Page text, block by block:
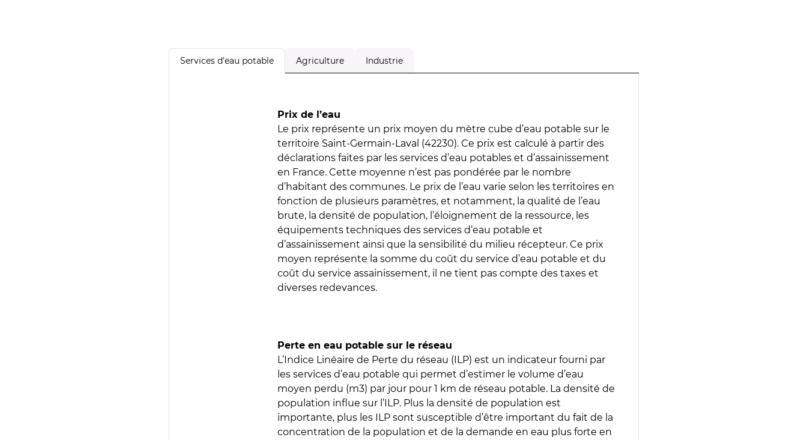
Services d'eau potable Agriculture Industrie
Prix de l’eau
Le prix représente un prix moyen du mètre cube d’eau potable sur le
territoire Saint-Germain-Laval (42230). Ce prix est calculé à partir des
déclarations faites par les services d’eau potables et d’assainissement
en France. Cette moyenne n’est pas pondérée par le nombre
d’habitant des communes. Le prix de l’eau varie selon les territoires en
fonction de plusieurs paramètres, et notamment, la qualité de l’eau
brute, la densité de population, l’éloignement de la ressource, les
équipements techniques des services d’eau potable et
d’assainissement ainsi que la sensibilité du milieu récepteur. Ce prix
moyen représente la somme du coût du service d’eau potable et du
coût du service assainissement, il ne tient pas compte des taxes et
diverses redevances.
Perte en eau potable sur le réseau
L’Indice Linéaire de Perte du réseau (ILP) est un indicateur fourni par
les services d’eau potable qui permet d’estimer le volume d’eau
moyen perdu (m3) par jour pour 1 km de réseau potable. La densité de
population influe sur l’ILP. Plus la densité de population est
importante, plus les ILP sont susceptible d’être important du fait de la
concentration de la population et de la demande en eau plus forte en